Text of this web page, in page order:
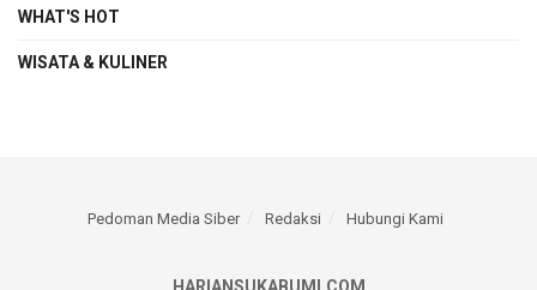
WHAT'S HOT
WISATA & KULINER
Pedoman Media Siber Redaksi Hubungi Kami
HARIANSUKABUMI.COM